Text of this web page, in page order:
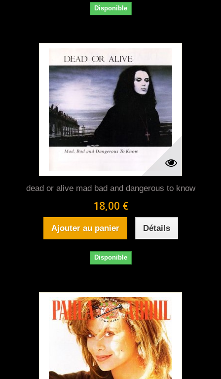
Disponible
dead or alive mad bad and dangerous to know
18,00 €
Ajouter au panier Détails
Disponible